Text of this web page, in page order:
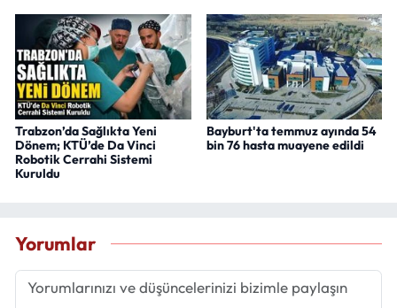
Trabzon’da Sağlıkta Yeni
Dönem; KTÜ’de Da Vinci
Robotik Cerrahi Sistemi
Kuruldu
Bayburt'ta temmuz ayında 54
bin 76 hasta muayene edildi
Yorumlar